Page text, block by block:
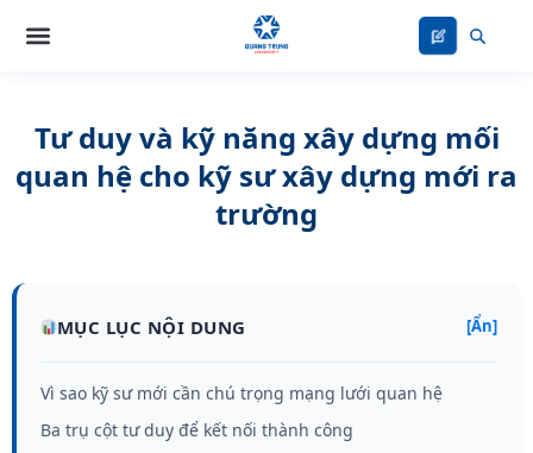
Tư duy và kỹ năng xây dựng mối
quan hệ cho kỹ sư xây dựng mới ra
trường
MỤC LỤC NỘI DUNG [Ẩn]
Vì sao kỹ sư mới cần chú trọng mạng lưới quan hệ
Ba trụ cột tư duy để kết nối thành công